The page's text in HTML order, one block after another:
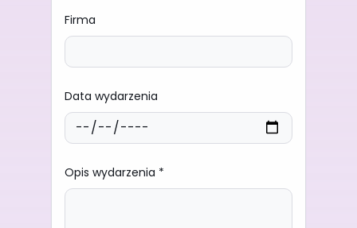
Firma
Data wydarzenia
Opis wydarzenia *